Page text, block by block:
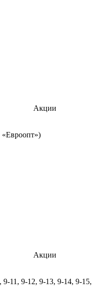
Акции
Акции
11, 9-12, 9-13, 9-14, 9-15,